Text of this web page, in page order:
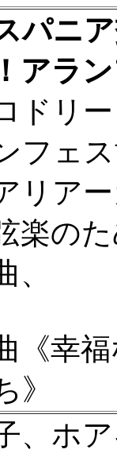
パニ
アラ
ドリー
フェ
リアー
楽の
、
《幸
》
、ホ